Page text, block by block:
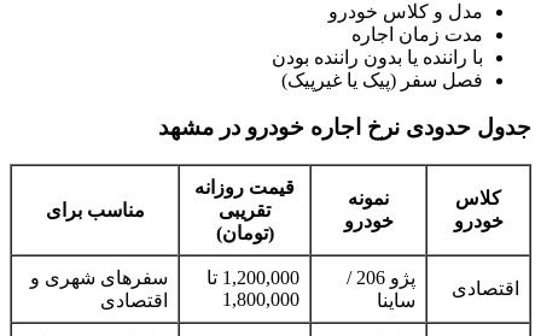
مدل و کلاس خودرو
مدت زمان اجاره
با راننده یا بدون راننده بودن
فصل سفر (پیک یا غیرپیک)
جدول حدودی نرخ اجاره خودرو در مشهد
کلاس
خودرو
نمونه
خودرو
قیمت روزانه
تقریبی
(تومان)
مناسب برای
اقتصادی
پژو 206 /
ساینا
1,200,000 تا
1,800,000
سفرهای شهری و
اقتصادی